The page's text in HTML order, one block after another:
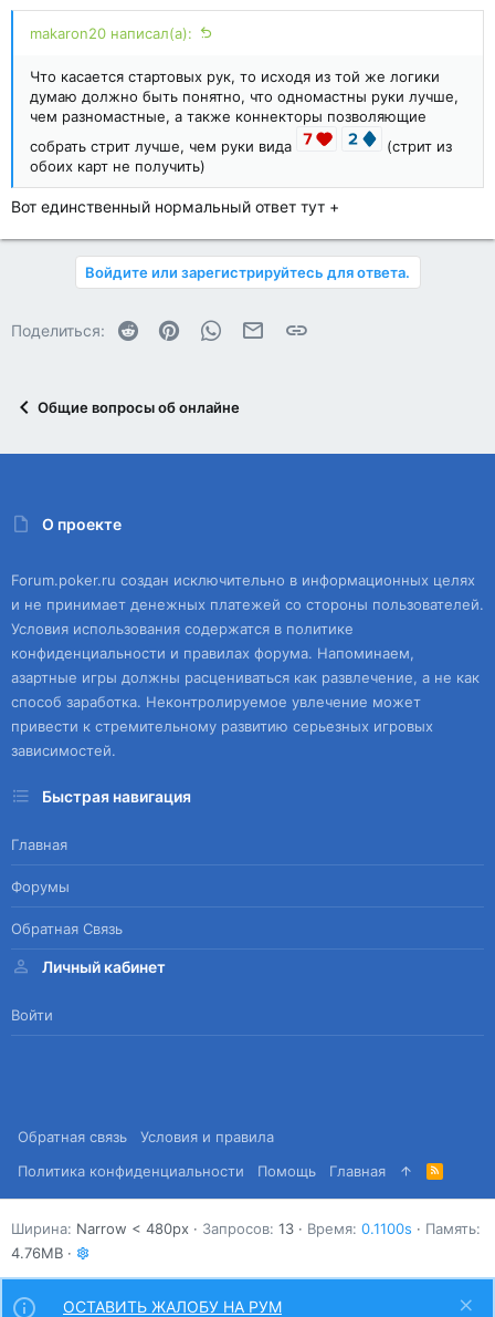
makaron20 написал(а):
Что касается стартовых рук, то исходя из той же логики
думаю должно быть понятно, что одномастны руки лучше,
чем разномастные, а также коннекторы позволяющие
собрать стрит лучше, чем руки вида
(стрит из
обоих карт не получить)
Вот единственный нормальный ответ тут +
Войдите или зарегистрируйтесь для ответа.
Поделиться: Reddit PinterestWhatsAppЭлектронная почта
Ссылка
Общие вопросы об онлайне
О проекте
Forum.poker.ru создан исключительно в информационных целях
и не принимает денежных платежей со стороны пользователей.
Условия использования содержатся в политике
конфиденциальности и правилах форума. Напоминаем,
азартные игры должны расцениваться как развлечение, а не как
способ заработка. Неконтролируемое увлечение может
привести к стремительному развитию серьезных игровых
зависимостей.
Быстрая навигация
Главная
Форумы
Обратная Связь
Личный кабинет
Войти
Обратная связь
Условия и правила
Политика конфиденциальности
Помощь Главная
R
S
S
Ширина Запросов 13 Время 0.1100s
Память
4.76MB
ОСТАВИТЬ ЖАЛОБУ НА РУМ